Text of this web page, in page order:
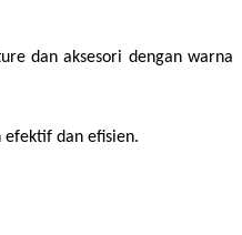
dan aksesori dengan warna
dan efisien.